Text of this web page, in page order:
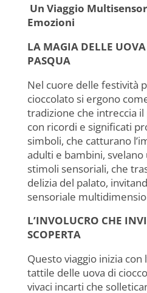
c
e
b
o
o
k
at
s
A
p
k
dI
ai
Un Viaggio
Emozioni
LA MAGIA DELLE
PASQUA
Nel cuore delle festività
cioccolato si ergono
tradizione che intreccia
con ricordi e significati
simboli, che catturano
adulti e bambini,
stimoli sensoriali, che
delizia del palato,
sensoriale
L’INVOLUCRO CHE
SCOPERTA
Questo viaggio inizia con
tattile delle uova di
vivaci incarti che